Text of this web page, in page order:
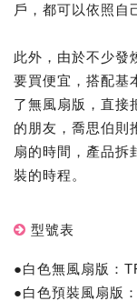
戶，都可以依照自
此外，由於不少發
要買便宜，搭配基
了無風扇版，直接
的朋友，喬思伯則
扇的時間，產品拆
裝的時程。
型號表
●白色無風扇版：
●白色預裝風扇版